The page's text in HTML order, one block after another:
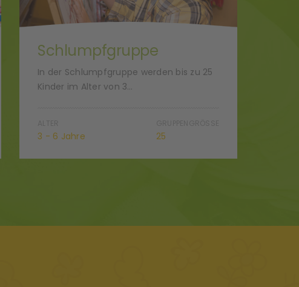
Schlumpfgruppe
In der Schlumpfgruppe werden bis zu 25
Kinder im Alter von 3…
3 - 6 Jahre 25